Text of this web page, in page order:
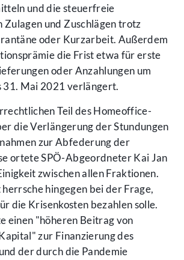
und die steuerfreie
Zulagen und Zuschlägen trotz
oder Kurzarbeit. Außerdem
die Frist etwa für erste
oder Anzahlungen um
31. Mai 2021 verlängert.
Teil des Homeoffice-
die Verlängerung der Stundungen
zur Abfederung der
ortete SPÖ-Abgeordneter Kai Jan
zwischen allen Fraktionen.
hingegen bei der Frage,
die Krisenkosten bezahlen solle.
einen "höheren Beitrag von
zur Finanzierung des
der durch die Pandemie